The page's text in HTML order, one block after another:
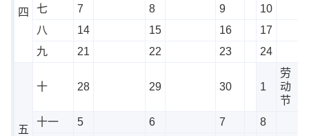
四 七 7 8 9 10
八
14 15 16 17
九
21 22 23 24
五
十 28 29 30 1
劳
动
节
十一 5 6 7 8